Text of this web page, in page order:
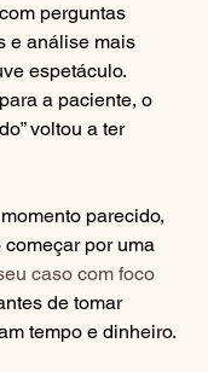
perguntas
e análise mais
espetáculo.
a paciente, o
voltou a ter
parecido,
por uma
caso com foco
de tomar
tempo e dinheiro.